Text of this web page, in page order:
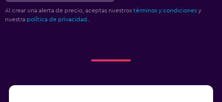
Al crear una alerta de precio, aceptas nuestros términos y condiciones y
nuestra política de privacidad.